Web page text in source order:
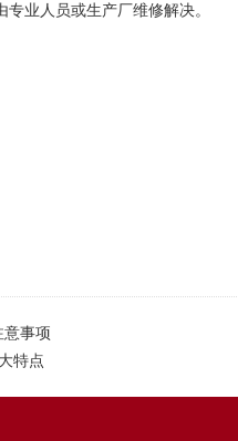
业人员或生产厂维修解决。
意事项
特点